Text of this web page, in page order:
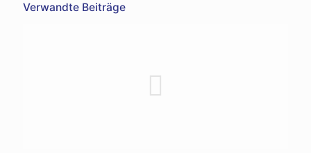
Verwandte Beiträge